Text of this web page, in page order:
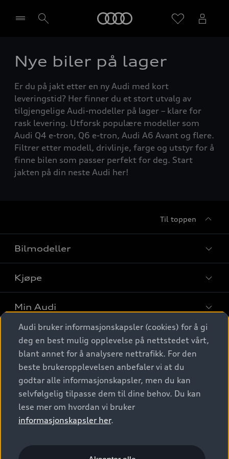
Velg forhandler
Nye biler på lager
Er du på jakt etter en ny Audi med kort
leveringstid? Her finner du et stort utvalg av
tilgjengelige Audi-modeller på lager – klare for
rask levering. Utforsk populære modeller som
Audi Q4 e-tron, Q6 e-tron, Audi A6 Avant og flere.
Filtrer etter modell, drivlinje, farge og utstyr for å
finne bilen som passer perfekt for deg. Start
jakten på din neste Audi her!
Til toppen
Bilmodeller
Finn din Audi
Sammenlign bilmodeller
Elbiler
SUV
Stasjonsvogn
Sportback
S/RS
Konseptbiler og prototyper
Kjøpe
Kjøpshjelp
Biler på lager
Finn forhandler
Bestill prøvekjøring
Kontakt forhandler
Bilgarantier
Min Audi
Behold nybilfølelsen
Audi Originalt tilbehør
Verkstedtjenester
Digitale tjenester
Audi digitale tjenester
Audi connect
Functions on demand
Kom i gang med myAudi
Audi Norge
Kundeservice
Audi Driving Experience
© 2026 AUDI NORGE. All Rights Reserved.
Audi bruker informasjonskapsler (cookies) for å gi
deg en best mulig opplevelse på nettstedet vårt,
blant annet for å analysere nettrafikk. For den
beste brukeropplevelsen anbefaler vi at du
godtar alle informasjonskapsler, men du kan
selvfølgelig tilpasse dem til dine behov. Du kan
lese mer om hvordan vi bruker
informasjonskapsler her.